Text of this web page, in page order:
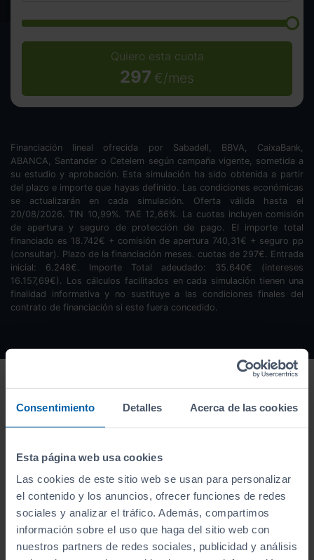
Consentimiento Detalles Acerca de las cookies
Esta página web usa cookies
Las cookies de este sitio web se usan para personalizar
el contenido y los anuncios, ofrecer funciones de redes
sociales y analizar el tráfico. Además, compartimos
información sobre el uso que haga del sitio web con
nuestros partners de redes sociales, publicidad y análisis
Quiero esta cuota
297 €/mes
Financiación lineal ofrecida por Sabadell, BBVA, CaixaBank,
ABANCA, Santander o Cetelem según campaña vigente, sometida a
su estudio y aprobación. Esta simulación ha sido obtenida a partir
del plazo e importe que hayas definido. Las condiciones económicas
se actualizarán en cada simulación. Oferta válida hasta el
20/08/2026. TIN 10,99%. TAE 12,66%. La cuotas incluyen comisión
de apertura y seguro de protección de pago. El importe total
financiado es 18.742€ + comisión de apertura 740,31€ + seguro pp
(consultar). Plazo de la financiación meses. cuotas de 297€. Entrada
inicial: 6.248€. Importe Total adeudado: 35.640€ (intereses
16.157,69€). Los cálculos facilitados en cada simulación tienen una
finalidad informativa y no sustituye a las condiciones finales del
contrato de financiación si este fuera concedido.